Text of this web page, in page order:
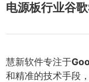
电源板行业谷
慧新软件专注于
和精准的技术手段